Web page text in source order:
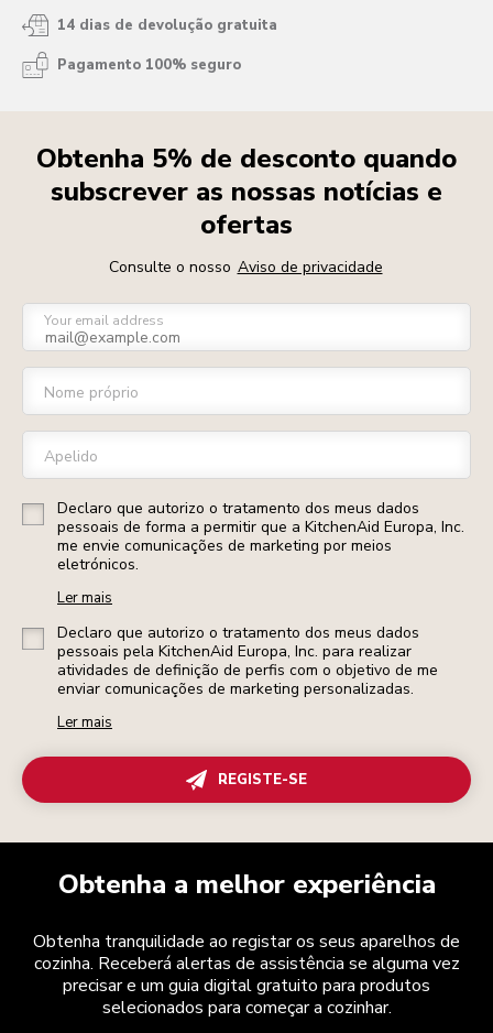
14 dias de devolução gratuita
Pagamento 100% seguro
Obtenha 5% de desconto quando
subscrever as nossas notícias e
ofertas
Consulte o nosso Aviso de privacidade
Your email address
Nome próprio
Apelido
Declaro que autorizo o tratamento dos meus dados
pessoais de forma a permitir que a KitchenAid Europa, Inc.
me envie comunicações de marketing por meios
eletrónicos.
Ler mais
Declaro que autorizo o tratamento dos meus dados
pessoais pela KitchenAid Europa, Inc. para realizar
atividades de definição de perfis com o objetivo de me
enviar comunicações de marketing personalizadas.
Ler mais
REGISTE-SE
Obtenha a melhor experiência
Obtenha tranquilidade ao registar os seus aparelhos de
cozinha. Receberá alertas de assistência se alguma vez
precisar e um guia digital gratuito para produtos
selecionados para começar a cozinhar.